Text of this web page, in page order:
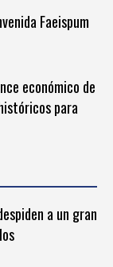
Faeispum
económico de
para
a un gran